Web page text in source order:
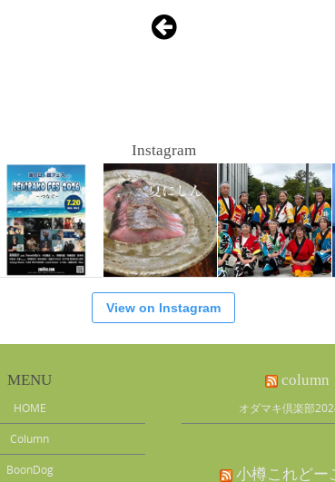
Instagram
View on Instagram
MENU
HOME
Column
BoonDog
column
オダマキ倶楽部
小樽これどー